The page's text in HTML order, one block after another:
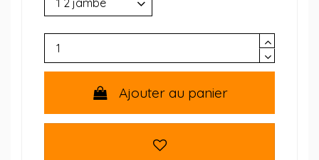
Ajouter au panier